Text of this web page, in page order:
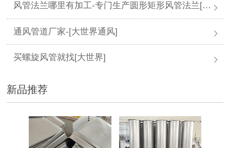
风管法兰哪里有加工-专门生产圆形矩形风管法兰[大世界通风]
通风管道厂家-[大世界通风]
买螺旋风管就找[大世界]
新品推荐